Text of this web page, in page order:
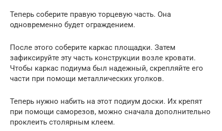
Теперь соберите правую торцевую часть. Она
одновременно будет ограждением.
После этого соберите каркас площадки. Затем
зафиксируйте эту часть конструкции возле кровати.
Чтобы каркас подиума был надежный, скрепляйте его
части при помощи металлических уголков.
Теперь нужно набить на этот подиум доски. Их крепят
при помощи саморезов, можно сначала дополнительно
проклеить столярным клеем.